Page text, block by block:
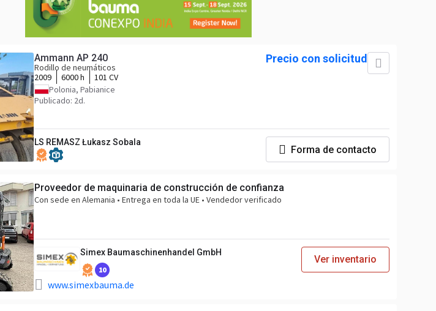
Ammann AP 240
Rodillo de neumáticos
2009
6000 h
101 CV
Polonia, Pabianice
Publicado: 2d.
Precio con solicitud
LS REMASZ Łukasz Sobala
Forma de contacto
Proveedor de maquinaria de construcción de confianza
Con sede en Alemania • Entrega en toda la UE • Vendedor verificado
Simex Baumaschinenhandel GmbH
10
www.simexbauma.de
Ver inventario